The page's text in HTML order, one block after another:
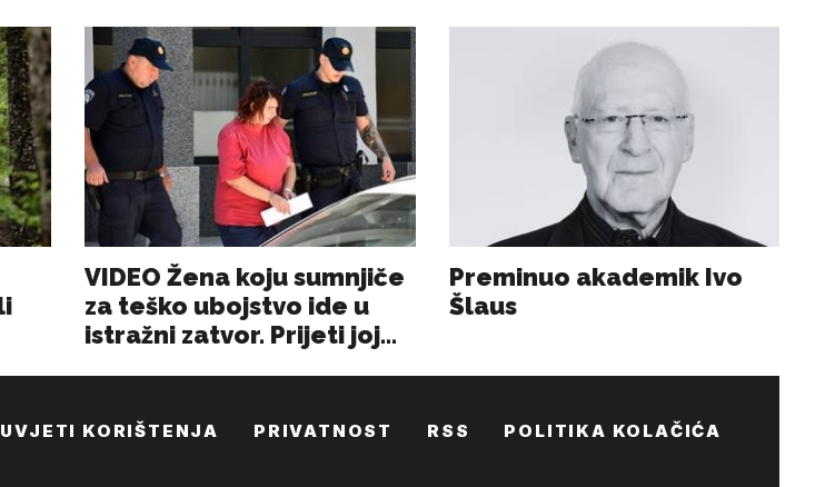
UVJETI KORIŠTENJA PRIVATNOST RSS POLITIKA KOLAČIĆA